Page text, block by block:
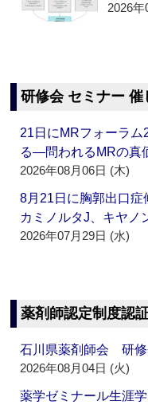
2026
研修会 セミナー 催
21日にMRフォーラム
る―問われるMRの
2026年08月06日 (木)
8月21日に胸郭出口
カミノルタJ、キヤノ
2026年07月29日 (水)
薬剤師認定制度認
石川県薬剤師会 研
2026年08月04日 (火)
薬学ゼミナール生涯